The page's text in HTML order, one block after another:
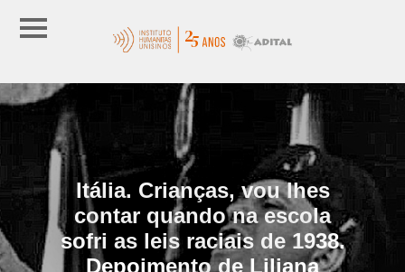
Itália. Crianças, vou lhes
contar quando na escola
sofri as leis raciais de 1938.
Depoimento de Liliana